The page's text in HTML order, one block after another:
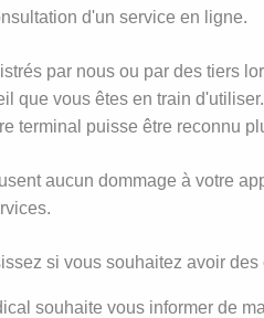
d'un service en ligne.
par nous ou par des tiers
que vous êtes en train
terminal puisse être reconnu
aucun dommage à votre
si vous souhaitez avoir
souhaite vous informer de